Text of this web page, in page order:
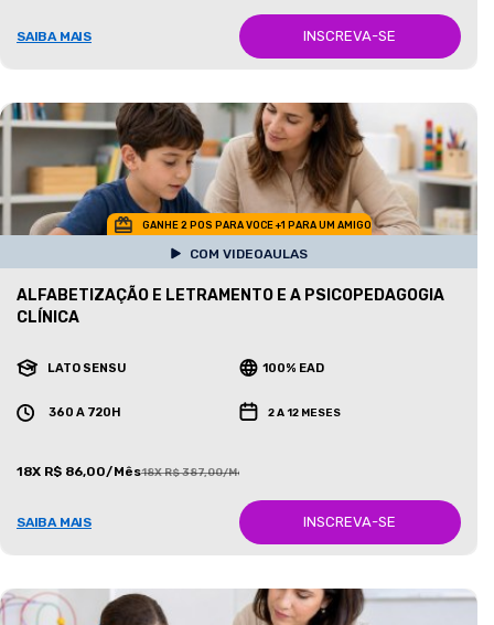
SAIBA MAIS INSCREVA-SE
GANHE 2 POS PARA VOCE +1 PARA UM AMIGO
COM VIDEOAULAS
ALFABETIZAÇÃO E LETRAMENTO E A PSICOPEDAGOGIA
CLÍNICA
LATO SENSU 100% EAD
360 A 720H 2 A 12 MESES
18X R$ 86,00/Mês18X R$ 387,00/Mês
SAIBA MAIS INSCREVA-SE